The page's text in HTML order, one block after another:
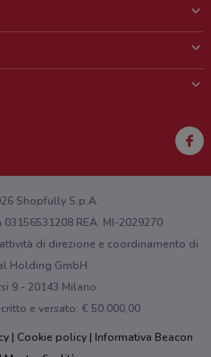
sull'app?
Shopfully S.p.A.
REA: MI-2029270
di direzione e coordinamento di
Holding GmbH
9 - 20143 Milano
e versato: € 50.000,00
Cookie policy
Informativa Beacon